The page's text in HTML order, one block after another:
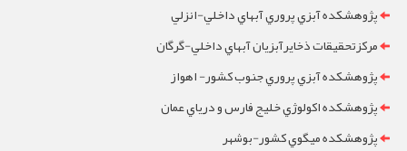
پژوهشکده آبزي پروري آبهاي داخلي-انزلي
مرکزتحقيقات ذخايرآبزيان آبهاي داخلي-گرگان
پژوهشکده آبزي پروري جنوب کشور- اهواز
پژوهشکده اکولوژي خليج فارس و درياي عمان
پژوهشکده ميگوي کشور-بوشهر